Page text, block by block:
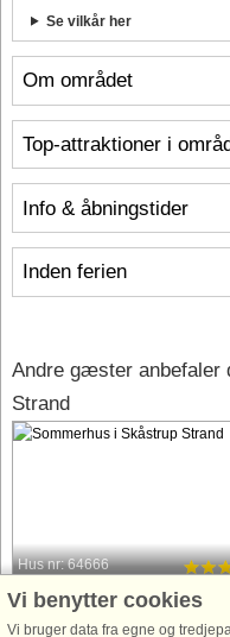
Om området
Info & åbningstider
Inden ferien
Se vilkår her
Top-attraktioner i
Andre gæster anbefaler
Strand
Hus nr: 64666
Skåstrup Strand
20 personer, 263 m²
Vi benytter cookies
Vi bruger data fra egne og